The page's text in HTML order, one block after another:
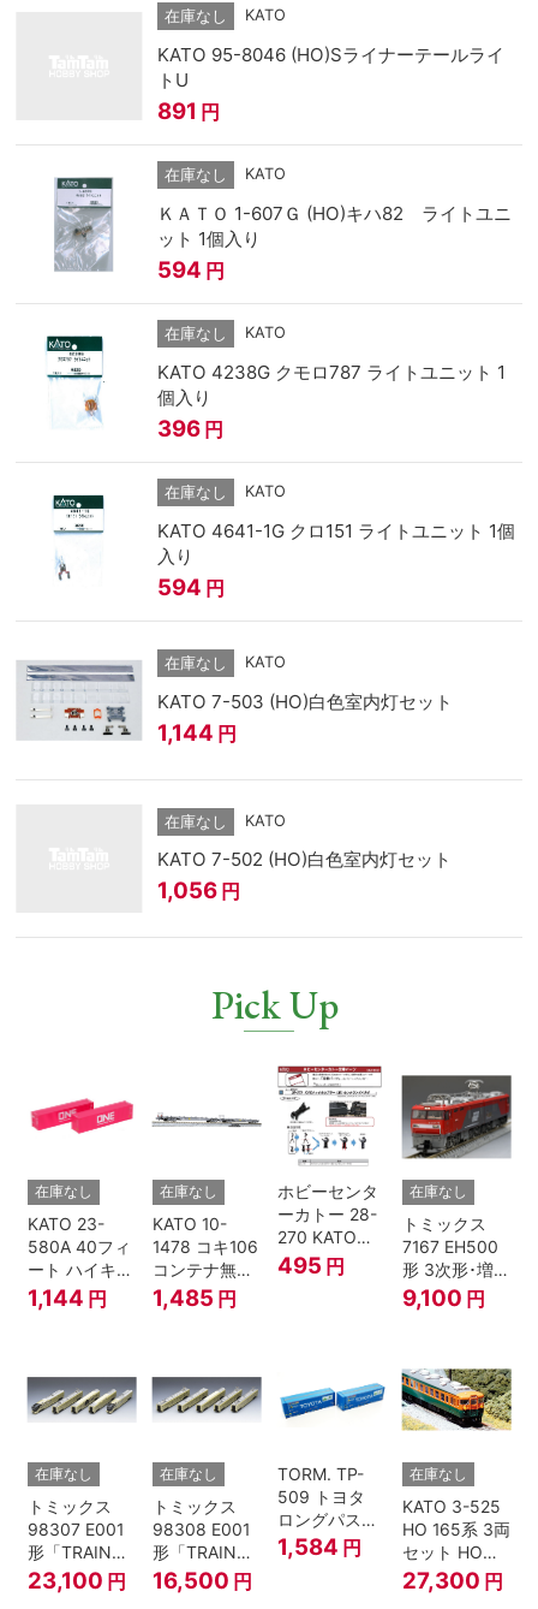
在庫なし KATO
KATO 95-8046 (HO)Sライナーテールライ
トU
891 円
在庫なし KATO
ＫＡＴＯ 1-607Ｇ (HO)キハ82 ライトユニ
ット 1個入り
594 円
在庫なし KATO
KATO 4238G クモロ787 ライトユニット 1
個入り
396 円
在庫なし KATO
KATO 4641-1G クロ151 ライトユニット 1個
入り
594 円
在庫なし KATO
KATO 7-503 (HO)白色室内灯セット
1,144 円
在庫なし KATO
KATO 7-502 (HO)白色室内灯セット
1,056 円
Pick Up
在庫なし
KATO 23-
580A 40フィ
ート ハイキュ
ーブコンテナ
ONE マゼンタ
1,144 円
在庫なし
KATO 10-
1478 コキ106
コンテナ無積
載 2両セット
鉄道模型 Nゲ
1,485 円
ホビーセンタ
ーカトー 28-
270 KATOナ
ックルカプラ
ー 黒 センタ
495 円
在庫なし
トミックス
7167 EH500
形 3次形･増備
型
9,100 円
在庫なし
トミックス
98307 E001
形「TRAIN
SUITE四季
島」基本セッ
23,100 円
在庫なし
トミックス
98308 E001
形「TRAIN
SUITE四季
島」増結セッ
16,500 円
TORM. TP-
509 トヨタ
ロングパスエ
クスプレス
U55A-39500
1,584 円
在庫なし
KATO 3-525
HO 165系 3両
セット HOゲ
ージ
27,300 円